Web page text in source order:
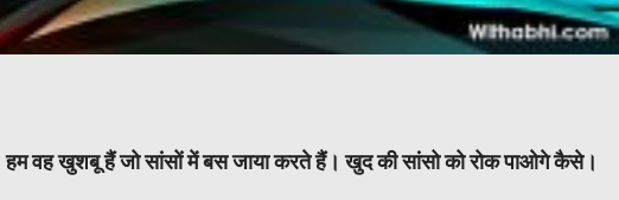
वह खुशबू हैं जो सांसों में बस जाया करते हैं। खुद की सांसो को रोक पाओगे कैसे।